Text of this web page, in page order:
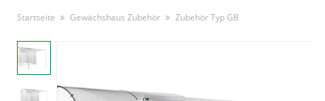
Startseite Gewächshaus Zubehör Zubehör Typ GB